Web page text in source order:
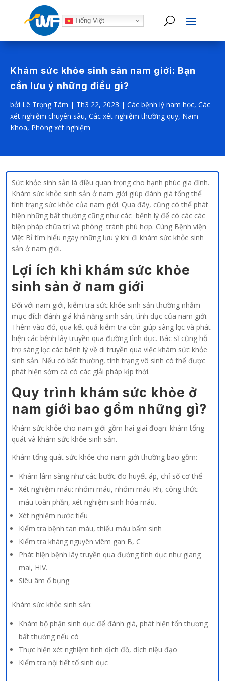
Tiếng Việt
Khám sức khỏe sinh sản nam giới: Bạn
cần lưu ý những điều gì?
bởi Lê Trọng Tâm | Th3 22, 2023 | Các bệnh lý nam học, Các
xét nghiệm chuyên sâu, Các xét nghiệm thường quy, Nam
Khoa, Phòng xét nghiệm
Sức khỏe sinh sản là điều quan trọng cho hạnh phúc gia đình.
Khám sức khỏe sinh sản ở nam giới giúp đánh giá tổng thể
tình trạng sức khỏe của nam giới. Qua đây, cũng có thể phát
hiện những bất thường cũng như các bệnh lý để có các các
biện pháp chữa trị và phòng tránh phù hợp. Cùng Bệnh viện
Việt Bỉ tìm hiểu ngay những lưu ý khi đi khám sức khỏe sinh
sản ở nam giới.
Lợi ích khi khám sức khỏe
sinh sản ở nam giới
Đối với nam giới, kiểm tra sức khỏe sinh sản thường nhằm
mục đích đánh giá khả năng sinh sản, tình dục của nam giới.
Thêm vào đó, qua kết quả kiểm tra còn giúp sàng lọc và phát
hiện các bệnh lây truyền qua đường tình dục. Bác sĩ cũng hỗ
trợ sàng lọc các bệnh lý về di truyền qua việc khám sức khỏe
sinh sản. Nếu có bất thường, tình trạng vô sinh có thể được
phát hiện sớm cà có các giải pháp kịp thời.
Quy trình khám sức khỏe ở
nam giới bao gồm những gì?
Khám sức khỏe cho nam giới gồm hai giai đoạn: khám tổng
quát và khám sức khỏe sinh sản.
Khám tổng quát sức khỏe cho nam giới thường bao gồm:
Khám lâm sàng như các bước đo huyết áp, chỉ số cơ thể
Xét nghiệm máu: nhóm máu, nhóm máu Rh, công thức
máu toàn phần, xét nghiệm sinh hóa máu.
Xét nghiệm nước tiểu
Kiểm tra bệnh tan máu, thiếu máu bẩm sinh
Kiểm tra kháng nguyên viêm gan B, C
Phát hiện bệnh lây truyền qua đường tình dục như giang
mai, HIV.
Siêu âm ổ bụng
Khám sức khỏe sinh sản:
Khám bộ phận sinh dục để đánh giá, phát hiện tổn thương
bất thường nếu có
Thực hiện xét nghiệm tinh dịch đồ, dịch niệu đạo
Kiểm tra nội tiết tố sinh dục